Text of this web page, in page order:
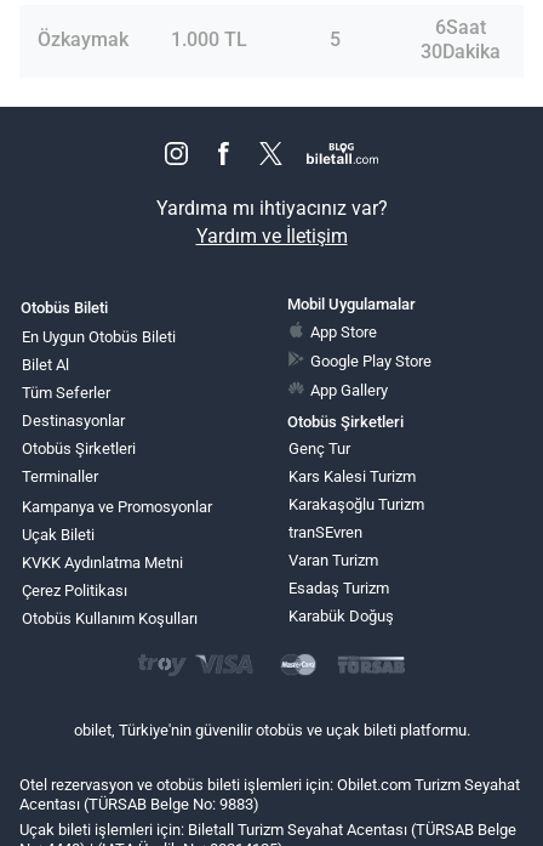
Özkaymak 1.000 TL 5
6Saat
30Dakika
Yardıma mı ihtiyacınız var?
Yardım ve İletişim
Otobüs Bileti
En Uygun Otobüs Bileti
Bilet Al
Tüm Seferler
Destinasyonlar
Otobüs Şirketleri
Terminaller
Kampanya ve Promosyonlar
Uçak Bileti
KVKK Aydınlatma Metni
Çerez Politikası
Otobüs Kullanım Koşulları
Mobil Uygulamalar
App Store
Google Play Store
App Gallery
Otobüs Şirketleri
Genç Tur
Kars Kalesi Turizm
Karakaşoğlu Turizm
tranSEvren
Varan Turizm
Esadaş Turizm
Karabük Doğuş
obilet, Türkiye'nin güvenilir otobüs ve uçak bileti platformu.
Otel rezervasyon ve otobüs bileti işlemleri için: Obilet.com Turizm Seyahat
Acentası (TÜRSAB Belge No: 9883)
Uçak bileti işlemleri için: Biletall Turizm Seyahat Acentası (TÜRSAB Belge